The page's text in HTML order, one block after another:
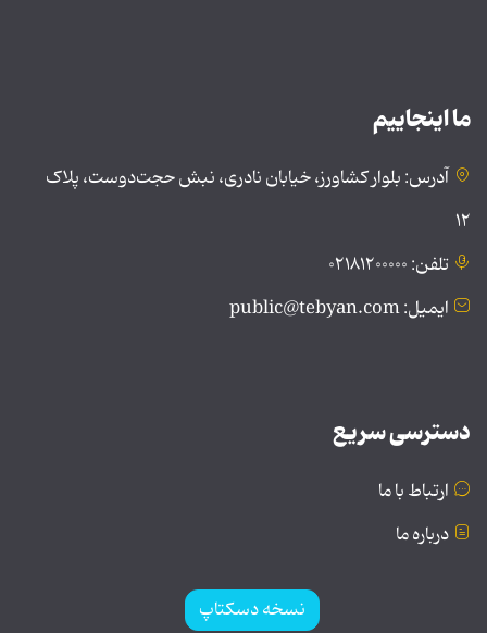
ما اینجاییم
آدرس: بلوار کشاورز، خیابان نادری، نبش حجت‌دوست، پلاک
۱۲
تلفن: ۰۲۱۸۱۲۰۰۰۰۰
ایمیل: public@tebyan.com
دسترسی سریع
ارتباط با ما
درباره ما
نسخه دسکتاپ